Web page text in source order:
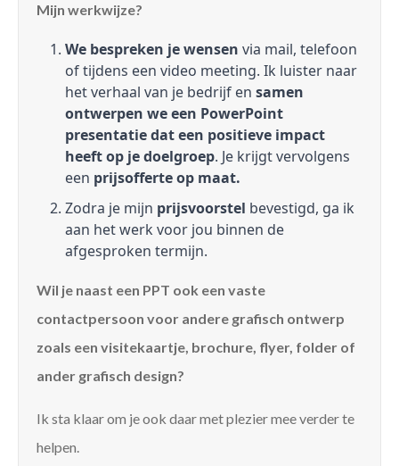
Mijn werkwijze?
We bespreken je wensen via mail, telefoon
of tijdens een video meeting. Ik luister naar
het verhaal van je bedrijf en samen
ontwerpen we een PowerPoint
presentatie dat een positieve impact
heeft op je doelgroep. Je krijgt vervolgens
een prijsofferte op maat.
Zodra je mijn prijsvoorstel bevestigd, ga ik
aan het werk voor jou binnen de
afgesproken termijn.
Wil je naast een PPT ook een vaste
contactpersoon voor andere grafisch ontwerp
zoals een visitekaartje, brochure, flyer, folder of
ander grafisch design?
Ik sta klaar om je ook daar met plezier mee verder te
helpen.